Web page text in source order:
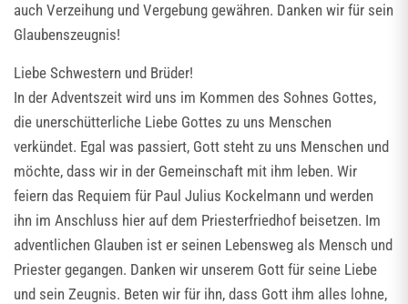
auch Verzeihung und Vergebung gewähren. Danken wir für sein
Glaubenszeugnis!
Liebe Schwestern und Brüder!
In der Adventszeit wird uns im Kommen des Sohnes Gottes,
die unerschütterliche Liebe Gottes zu uns Menschen
verkündet. Egal was passiert, Gott steht zu uns Menschen und
möchte, dass wir in der Gemeinschaft mit ihm leben. Wir
feiern das Requiem für Paul Julius Kockelmann und werden
ihn im Anschluss hier auf dem Priesterfriedhof beisetzen. Im
adventlichen Glauben ist er seinen Lebensweg als Mensch und
Priester gegangen. Danken wir unserem Gott für seine Liebe
und sein Zeugnis. Beten wir für ihn, dass Gott ihm alles lohne,